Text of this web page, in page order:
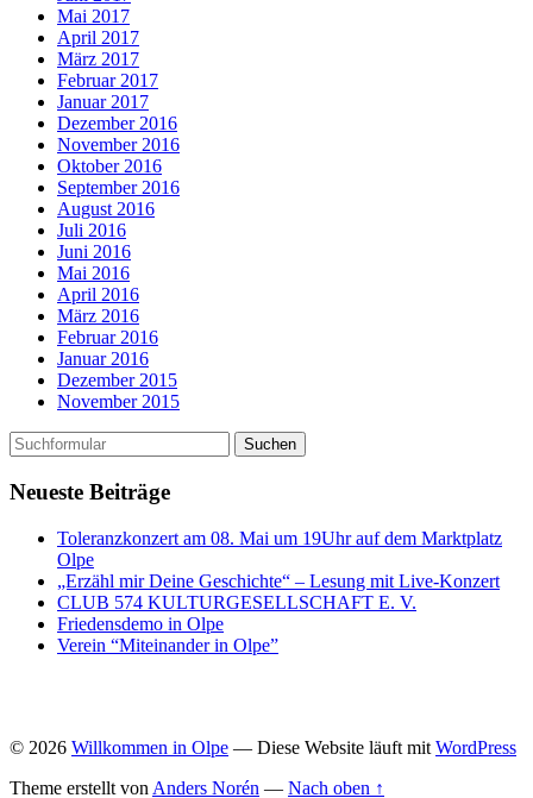
Mai 2017
April 2017
März 2017
Februar 2017
Januar 2017
Dezember 2016
November 2016
Oktober 2016
September 2016
August 2016
Juli 2016
Juni 2016
Mai 2016
April 2016
März 2016
Februar 2016
Januar 2016
Dezember 2015
November 2015
Neueste Beiträge
Toleranzkonzert am 08. Mai um 19Uhr auf dem Marktplatz
Olpe
„Erzähl mir Deine Geschichte“ – Lesung mit Live-Konzert
CLUB 574 KULTURGESELLSCHAFT E. V.
Friedensdemo in Olpe
Verein “Miteinander in Olpe”
© 2026 Willkommen in Olpe — Diese Website läuft mit WordPress
Theme erstellt von Anders Norén — Nach oben ↑